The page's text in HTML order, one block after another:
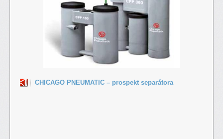
CHICAGO PNEUMATIC – prospekt separátora